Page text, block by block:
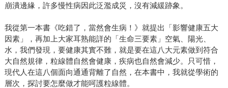
崩潰邊緣，許多慢性病因此泛濫成災，沒有減緩跡象。
我從第一本書《吃錯了，當然會生病！》就提出「影響健康五大
因素」，再加上大家耳熟能詳的「生命三要素」空氣、陽光、
水，我們發現，要健康其實不難，就是要在這八大元素做到符合
大自然規律，粒線體自然會健康，疾病也自然會減少。只可惜，
現代人在這八個面向通通背離了自然，在本書中，我就從學術的
層次，探討要怎麼做才能呵護粒線體。